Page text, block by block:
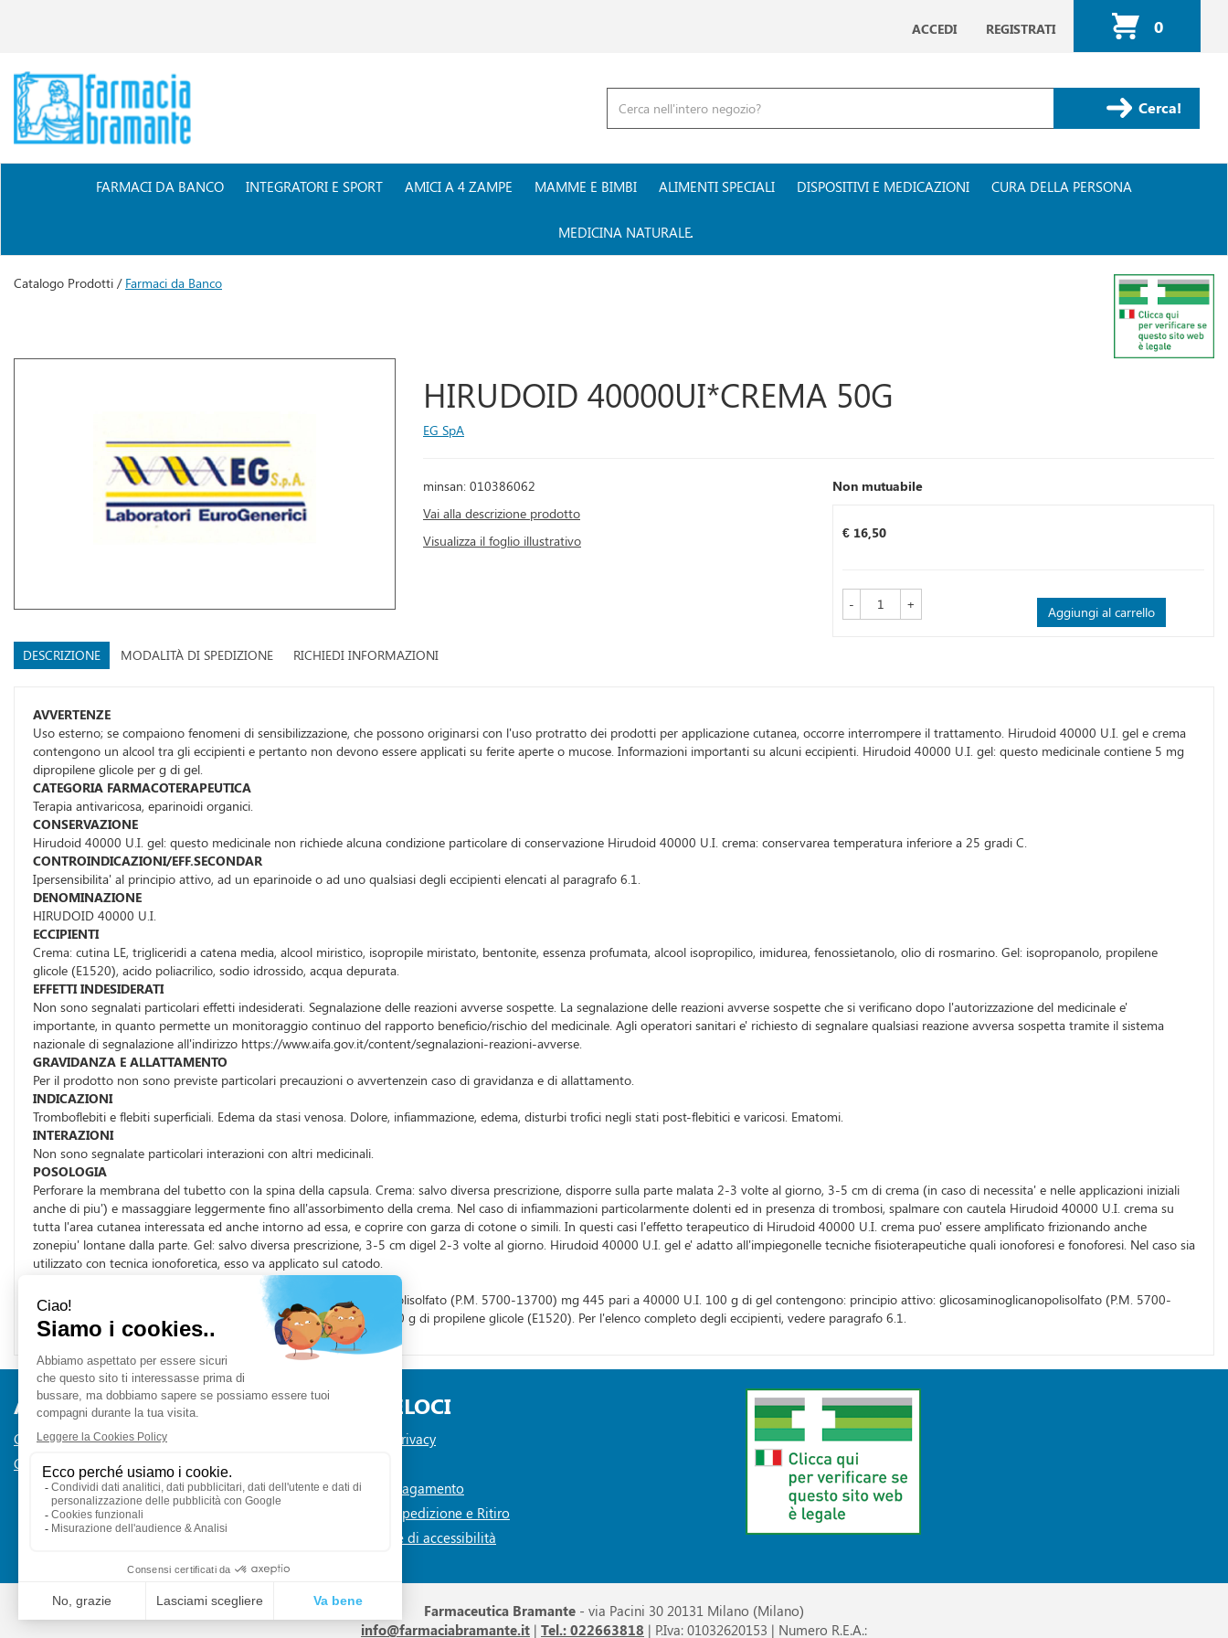
ACCEDI REGISTRATI 0
ARTICOLI
INSERITI
Farmacia
Bramante
Prodotto
Cerca Prodotto
FARMACI DA BANCO INTEGRATORI E SPORT AMICI A 4 ZAMPE MAMME E BIMBI ALIMENTI SPECIALI DISPOSITIVI E MEDICAZIONI CURA DELLA PERSONA
MEDICINA NATURALE
Catalogo Prodotti / Farmaci da Banco
HIRUDOID 40000UI*CREMA 50G
EG SpA
minsan: 010386062
Vai alla descrizione prodotto
Visualizza il foglio illustrativo
Non mutuabile
Prezzo
€ 16,50
- + Aggiungi al carrello
DESCRIZIONE MODALITÀ DI SPEDIZIONE RICHIEDI INFORMAZIONI
AVVERTENZE
Uso esterno; se compaiono fenomeni di sensibilizzazione, che possono originarsi con l'uso protratto dei prodotti per applicazione cutanea, occorre interrompere il trattamento. Hirudoid 40000 U.I. gel e crema
contengono un alcool tra gli eccipienti e pertanto non devono essere applicati su ferite aperte o mucose. Informazioni importanti su alcuni eccipienti. Hirudoid 40000 U.I. gel: questo medicinale contiene 5 mg
dipropilene glicole per g di gel.
CATEGORIA FARMACOTERAPEUTICA
Terapia antivaricosa, eparinoidi organici.
CONSERVAZIONE
Hirudoid 40000 U.I. gel: questo medicinale non richiede alcuna condizione particolare di conservazione Hirudoid 40000 U.I. crema: conservarea temperatura inferiore a 25 gradi C.
CONTROINDICAZIONI/EFF.SECONDAR
Ipersensibilita' al principio attivo, ad un eparinoide o ad uno qualsiasi degli eccipienti elencati al paragrafo 6.1.
DENOMINAZIONE
HIRUDOID 40000 U.I.
ECCIPIENTI
Crema: cutina LE, trigliceridi a catena media, alcool miristico, isopropile miristato, bentonite, essenza profumata, alcool isopropilico, imidurea, fenossietanolo, olio di rosmarino. Gel: isopropanolo, propilene
glicole (E1520), acido poliacrilico, sodio idrossido, acqua depurata.
EFFETTI INDESIDERATI
Non sono segnalati particolari effetti indesiderati. Segnalazione delle reazioni avverse sospette. La segnalazione delle reazioni avverse sospette che si verificano dopo l'autorizzazione del medicinale e'
importante, in quanto permette un monitoraggio continuo del rapporto beneficio/rischio del medicinale. Agli operatori sanitari e' richiesto di segnalare qualsiasi reazione avversa sospetta tramite il sistema
nazionale di segnalazione all'indirizzo https://www.aifa.gov.it/content/segnalazioni-reazioni-avverse.
GRAVIDANZA E ALLATTAMENTO
Per il prodotto non sono previste particolari precauzioni o avvertenzein caso di gravidanza e di allattamento.
INDICAZIONI
Tromboflebiti e flebiti superficiali. Edema da stasi venosa. Dolore, infiammazione, edema, disturbi trofici negli stati post-flebitici e varicosi. Ematomi.
INTERAZIONI
Non sono segnalate particolari interazioni con altri medicinali.
POSOLOGIA
Perforare la membrana del tubetto con la spina della capsula. Crema: salvo diversa prescrizione, disporre sulla parte malata 2-3 volte al giorno, 3-5 cm di crema (in caso di necessita' e nelle applicazioni iniziali
anche di piu') e massaggiare leggermente fino all'assorbimento della crema. Nel caso di infiammazioni particolarmente dolenti ed in presenza di trombosi, spalmare con cautela Hirudoid 40000 U.I. crema su
tutta l'area cutanea interessata ed anche intorno ad essa, e coprire con garza di cotone o simili. In questi casi l'effetto terapeutico di Hirudoid 40000 U.I. crema puo' essere amplificato frizionando anche
zonepiu' lontane dalla parte. Gel: salvo diversa prescrizione, 3-5 cm digel 2-3 volte al giorno. Hirudoid 40000 U.I. gel e' adatto all'impiegonelle tecniche fisioterapeutiche quali ionoforesi e fonoforesi. Nel caso sia
utilizzato con tecnica ionoforetica, esso va applicato sul catodo.
100 g di crema contengono: principio attivo: glicosaminoglicanopolisolfato (P.M. 5700-13700) mg 445 pari a 40000 U.I. 100 g di gel contengono: principio attivo: glicosaminoglicanopolisolfato (P.M. 5700-
13700) mg 445 pari a 40000 U.I.; eccipiente con effetto noto: 0,50 g di propilene glicole (E1520). Per l'elenco completo degli eccipienti, vedere paragrafo 6.1.
AREA UTENTE
Contatti
Condizioni di Vendita
LINK VELOCI
Informativa Privacy
Modalità di Pagamento
Modalità di Spedizione e Ritiro
Dichiarazione di accessibilità
Farmaceutica Bramante - via Pacini 30 20131 Milano (Milano)
info@farmaciabramante.it | Tel.: 022663818 | P.Iva: 01032620153 | Numero R.E.A.: